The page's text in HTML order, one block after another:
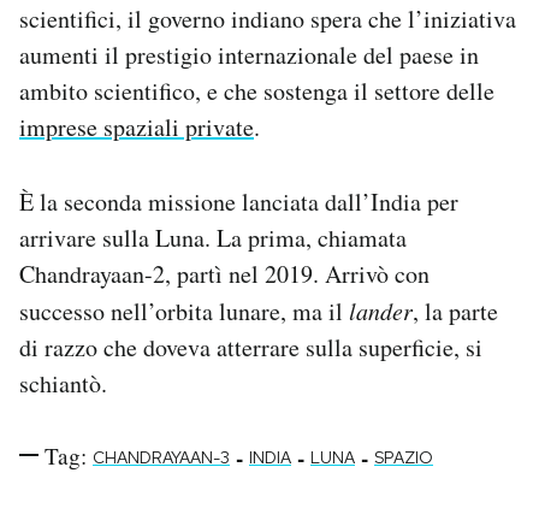
scientifici, il governo indiano spera che l’iniziativa
aumenti il prestigio internazionale del paese in
ambito scientifico, e che sostenga il settore delle
imprese spaziali private.
È la seconda missione lanciata dall’India per
arrivare sulla Luna. La prima, chiamata
Chandrayaan-2, partì nel 2019. Arrivò con
successo nell’orbita lunare, ma il lander, la parte
di razzo che doveva atterrare sulla superficie, si
schiantò.
Tag: CHANDRAYAAN-3 - INDIA - LUNA - SPAZIO